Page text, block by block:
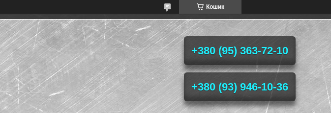
Кошик
+380 (95) 363-72-10
+380 (93) 946-10-36